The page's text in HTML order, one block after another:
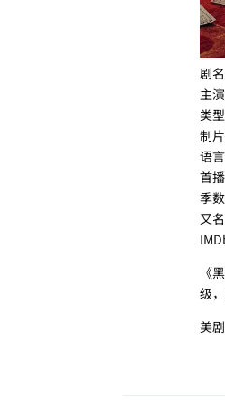
剧
主
类
制
语
首
季
又
《
级
美